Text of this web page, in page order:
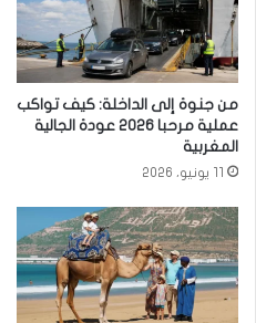
من جنوة إلى الداخلة: كيف تواكب
عملية مرحبا 2026 عودة الجالية
المغربية
11 يونيو، 2026